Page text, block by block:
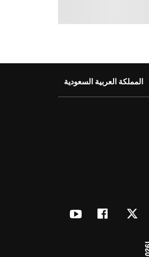
المملكة العربية السعودية